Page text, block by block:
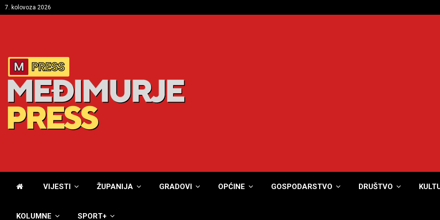
7. kolovoza 2026
VIJESTI ŽUPANIJA GRADOVI OPĆINE GOSPODARSTVO DRUŠTVO
KOLUMNE SPORT+